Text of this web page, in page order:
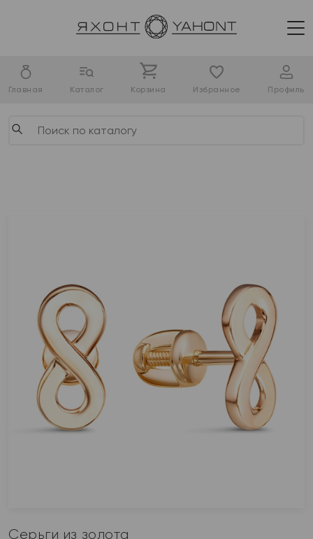
Главная Каталог Корзина Избранное Профиль
Серьги из золота